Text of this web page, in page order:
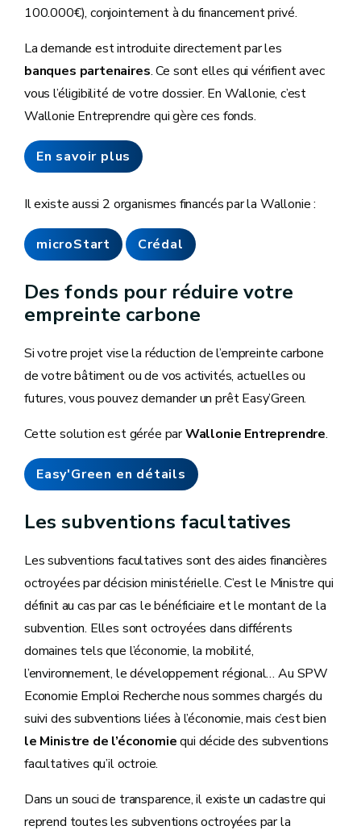
100.000€), conjointement à du financement privé.
La demande est introduite directement par les
banques partenaires. Ce sont elles qui vérifient avec
vous l’éligibilité de votre dossier. En Wallonie, c’est
Wallonie Entreprendre qui gère ces fonds.
En savoir plus
Il existe aussi 2 organismes financés par la Wallonie :
microStart Crédal
Des fonds pour réduire votre
empreinte carbone
Si votre projet vise la réduction de l’empreinte carbone
de votre bâtiment ou de vos activités, actuelles ou
futures, vous pouvez demander un prêt Easy’Green.
Cette solution est gérée parWallonie Entreprendre.
Easy'Green en détails
Les subventions facultatives
Les subventions facultatives sont des aides financières
octroyées par décision ministérielle. C’est le Ministre qui
définit au cas par cas le bénéficiaire et le montant de la
subvention. Elles sont octroyées dans différents
domaines tels que l’économie, la mobilité,
l’environnement, le développement régional… Au SPW
Economie Emploi Recherche nous sommes chargés du
suivi des subventions liées à l’économie, mais c’est bien
le Ministre de l’économiequi décide des subventions
facultatives qu’il octroie.
Dans un souci de transparence, il existe un cadastre qui
reprend toutes les subventions octroyées par la